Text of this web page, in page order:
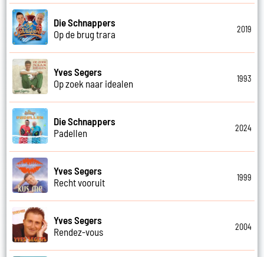
Die Schnappers
Op de brug trara
2019
Yves Segers
Op zoek naar idealen
1993
Die Schnappers
Padellen
2024
Yves Segers
Recht vooruit
1999
Yves Segers
Rendez-vous
2004